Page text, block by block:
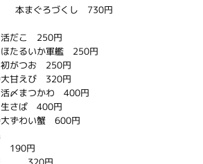
本まぐろづくし 730円
だこ 250円
たるいか軍艦 250円
がつお 250円
甘えび 320円
〆まつかわ 400円
さば 400円
ずわい蟹 600円
円